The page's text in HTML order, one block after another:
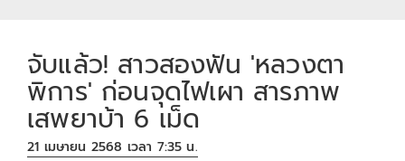
จับแล้ว! สาวสองฟัน 'หลวงตา
พิการ' ก่อนจุดไฟเผา สารภาพ
เสพยาบ้า 6 เม็ด
21 เมษายน 2568 เวลา 7:35 น.